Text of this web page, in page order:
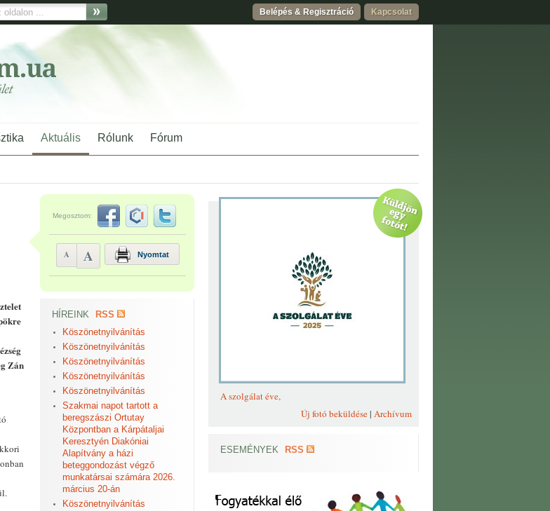
Belépés & Regisztráció Kapcsolat
Aktuális Rólunk Fórum
Zán
Megosztom:
A A Nyomtat
HÍREINK
RSS
Köszönetnyilvánítás
Köszönetnyilvánítás
Köszönetnyilvánítás
Köszönetnyilvánítás
Köszönetnyilvánítás
Szakmai napot tartott a
beregszászi Ortutay
Központban a Kárpátaljai
Keresztyén Diakóniai
Alapítvány a házi
beteggondozást végző
munkatársai számára 2026.
március 20-án
Köszönetnyilvánítás
A szolgálat éve,
Új fotó beküldése| Archívum
ESEMÉNYEK RSS